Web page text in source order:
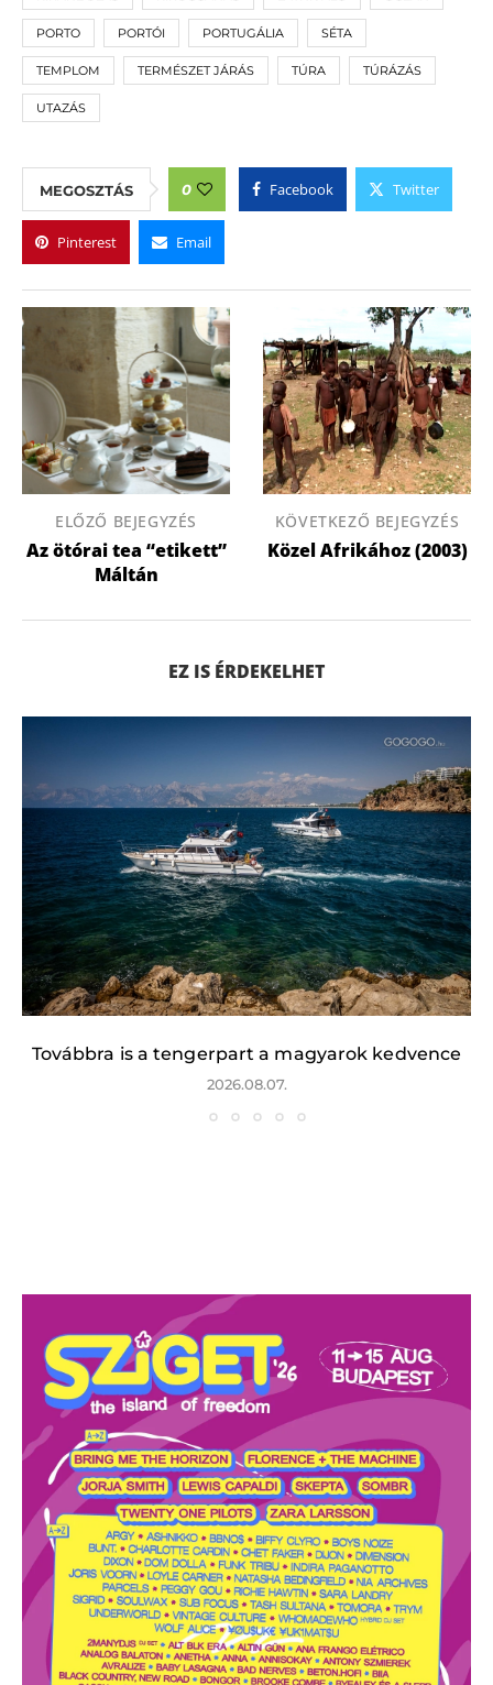
PORTO PORTÓI PORTUGÁLIA SÉTA
TEMPLOM TERMÉSZET JÁRÁS TÚRA TÚRÁZÁS
UTAZÁS
MEGOSZTÁS 0 Facebook Twitter
Pinterest Email
ELŐZŐ BEJEGYZÉS
Az ötórai tea “etikett”
Máltán
KÖVETKEZŐ BEJEGYZÉS
Közel Afrikához (2003)
EZ IS ÉRDEKELHET
Továbbra is a tengerpart a magyarok kedvence
2026.08.07.